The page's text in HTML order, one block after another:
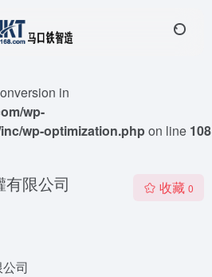
in
wp-
wp-optimization.phpon line 108
限公司 收藏 0
司